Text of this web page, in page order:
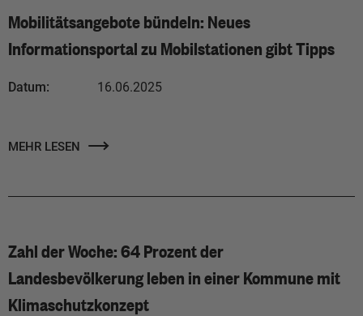
Mobilitätsangebote bündeln: Neues
Informationsportal zu Mobilstationen gibt Tipps
Datum: 16.06.2025
MEHR LESEN
Zahl der Woche: 64 Prozent der
Landesbevölkerung leben in einer Kommune mit
Klimaschutzkonzept